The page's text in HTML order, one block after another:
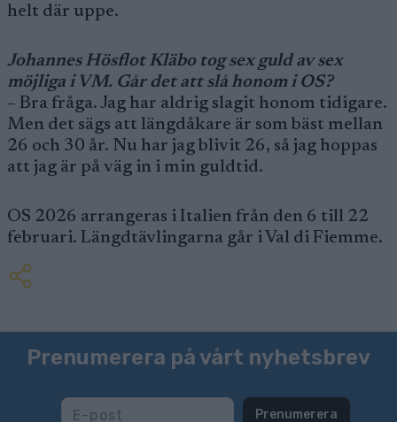
helt där uppe.
Johannes Hösflot Kläbo tog sex guld av sex
möjliga i VM. Går det att slå honom i OS?
– Bra fråga. Jag har aldrig slagit honom tidigare.
Men det sägs att längdåkare är som bäst mellan
26 och 30 år. Nu har jag blivit 26, så jag hoppas
att jag är på väg in i min guldtid.
OS 2026 arrangeras i Italien från den 6 till 22
februari. Längdtävlingarna går i Val di Fiemme.
Prenumerera på vårt nyhetsbrev
Prenumerera